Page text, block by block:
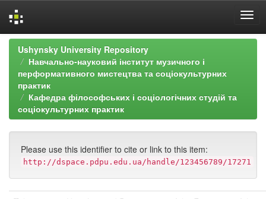
Skip
navigation
Ushynsky University Repository
Навчально-науковий інститут музичного і
перформативного мистецтва та соціокультурних
практик
Кафедра філософських і соціологічних студій та
соціокультурних практик
Please use this identifier to cite or link to this item:
http://dspace.pdpu.edu.ua/handle/123456789/17271